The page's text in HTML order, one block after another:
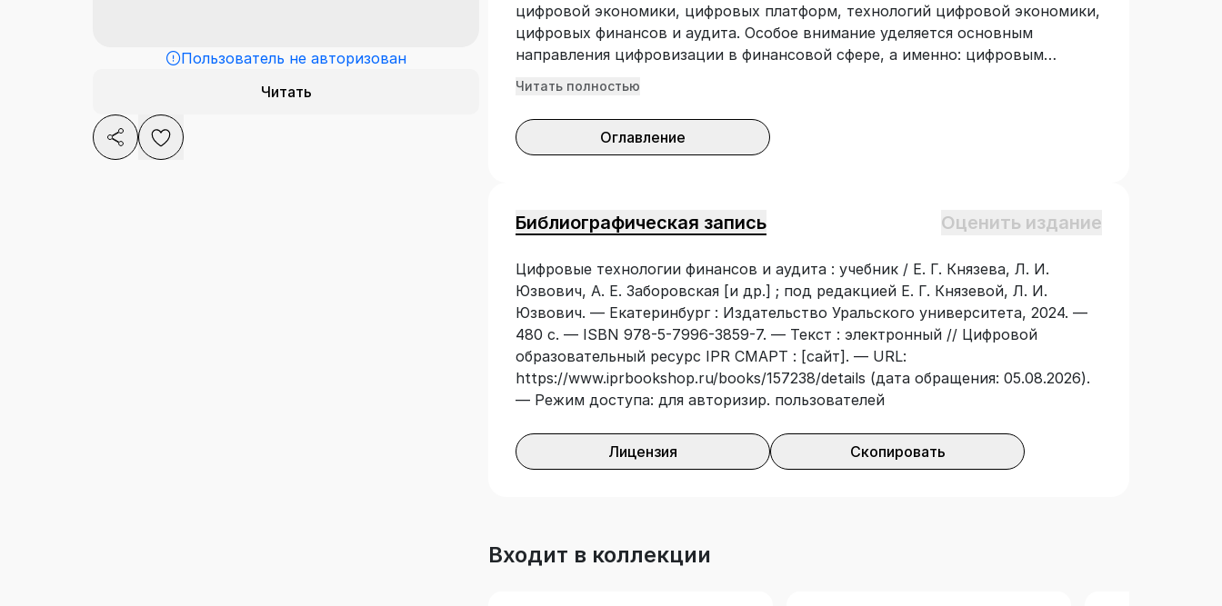
Пользователь не авторизован
Читать
цифровой экономики, цифровых платформ, технологий цифровой экономики,
цифровых финансов и аудита. Особое внимание уделяется основным
направления цифровизации в финансовой сфере, а именно: цифровым
трендам управления государственными и муниципальными финансами,
платформе, цифровым решениям в денежно-кредитной сфере. Детально
рассматривается мировой опыт использования цифровых финансовых
полезен студентам УГСН 38.00.00 «Экономика и управление», магистрантам,
корпоративного сектора экономики.
Читать полностью
Оглавление
Библиографическая запись Оценить издание
Цифровые технологии финансов и аудита : учебник / Е. Г. Князева, Л. И.
Юзвович, А. Е. Заборовская [и др.] ; под редакцией Е. Г. Князевой, Л. И.
Юзвович. — Екатеринбург : Издательство Уральского университета, 2024. —
480 с. — ISBN 978-5-7996-3859-7. — Текст : электронный // Цифровой
образовательный ресурс IPR СМАРТ : [сайт]. — URL:
https://www.iprbookshop.ru/books/157238/details (дата обращения: 05.08.2026).
— Режим доступа: для авторизир. пользователей
Лицензия Скопировать
Входит в коллекции